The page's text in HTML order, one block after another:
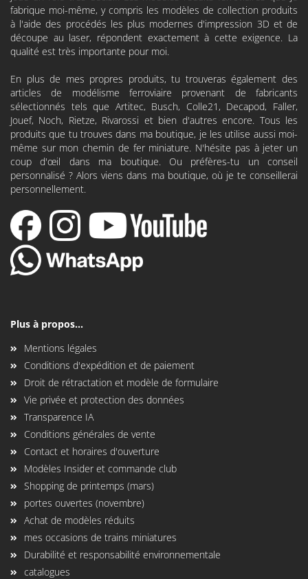
fabrique moi-même, y compris les modèles de collection produits
à l'aide des procédés les plus modernes d'impression 3D et de
découpe au laser, répondent exactement à cette exigence. La
qualité est très importante pour moi.
En plus de mes propres produits, tu trouveras également des
articles de modélisme ferroviaire provenant de fabricants
sélectionnés tels que Artitec, Busch, Colle21 , Decapod, Faller,
Jouef, Noch, Rietze, Rivarossi et bien d'autres encore. Tous les
produits que tu trouves dans ma boutique, je les utilise aussi moi-
même sur mon chemin de fer miniature. N'hésite pas à jeter un
coup d'œil dans ma boutique. Ou préfères-tu un conseil
personnalisé ? Alors viens dans ma boutique, où je te conseillerai
personnellement.
Plus à propos...
Mentions légales
Conditions d'expédition et de paiement
Droit de rétractation et modèle de formulaire
Vie privée et protection des données
Transparence IA
Conditions générales de vente
Contact et horaires d'ouverture
Modèles Insider et commande club
Shopping de printemps (mars)
portes ouvertes (novembre)
Achat de modèles réduits
mes occasions de trains miniatures
Durabilité et responsabilité environnementale
catalogues